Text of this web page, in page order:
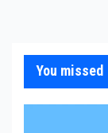
You missed